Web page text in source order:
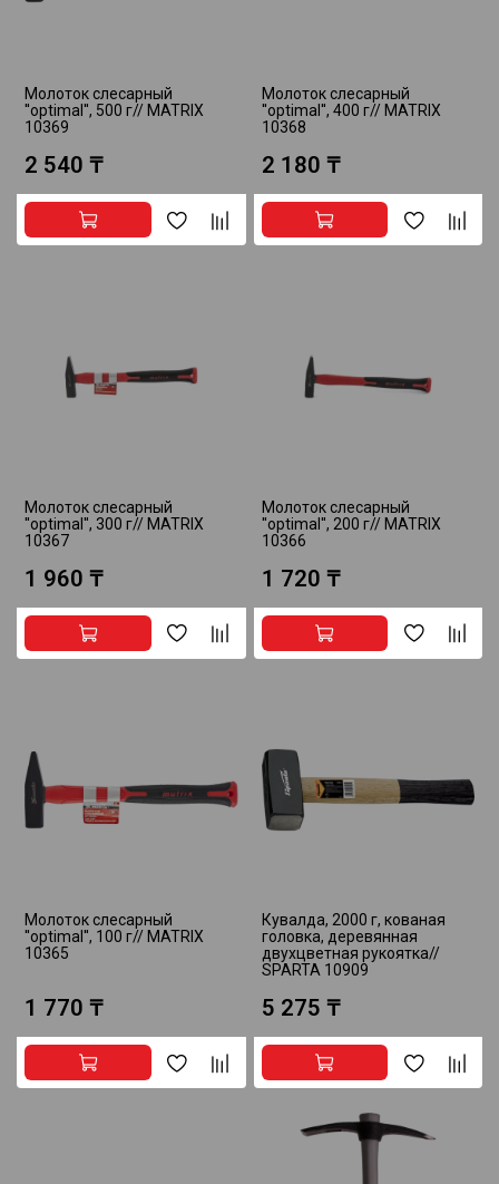
Молоток слесарный
''optimal'', 500 г// MATRIX
10369
2 540 ₸
Молоток слесарный
''optimal'', 400 г// MATRIX
10368
2 180 ₸
Молоток слесарный
''optimal'', 300 г// MATRIX
10367
1 960 ₸
Молоток слесарный
''optimal'', 200 г// MATRIX
10366
1 720 ₸
Молоток слесарный
''optimal'', 100 г// MATRIX
10365
1 770 ₸
Кувалда, 2000 г, кованая
головка, деревянная
двухцветная рукоятка//
SPARTA 10909
5 275 ₸